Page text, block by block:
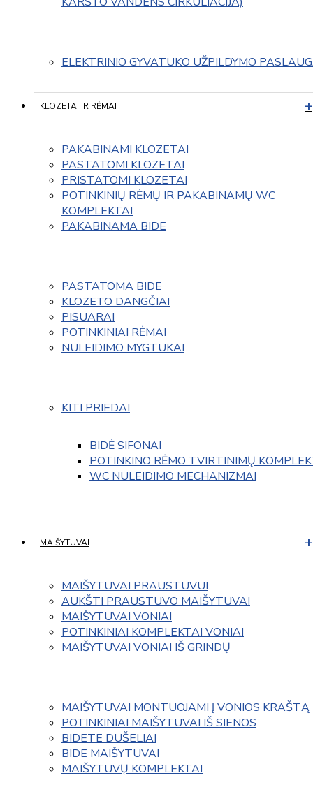
ELEKTRINIO GYVATUKO UŽPILDYMO
KLOZETAI IR RĖMAI
PAKABINAMI KLOZETAI
PASTATOMI KLOZETAI
PRISTATOMI KLOZETAI
POTINKINIŲ RĖMŲ IR PAKABINAMŲ WC
KOMPLEKTAI
PAKABINAMA BIDE
PASTATOMA BIDE
KLOZETO DANGČIAI
PISUARAI
POTINKINIAI RĖMAI
NULEIDIMO MYGTUKAI
KITI PRIEDAI
BIDĖ SIFONAI
POTINKINO RĖMO TVIRTINIMŲ
WC NULEIDIMO MECHANIZMAI
MAIŠYTUVAI
MAIŠYTUVAI PRAUSTUVUI
AUKŠTI PRAUSTUVO MAIŠYTUVAI
MAIŠYTUVAI VONIAI
POTINKINIAI KOMPLEKTAI VONIAI
MAIŠYTUVAI VONIAI IŠ GRINDŲ
MAIŠYTUVAI MONTUOJAMI Į VONIOS KRAŠTĄ
POTINKINIAI MAIŠYTUVAI IŠ SIENOS
BIDETE DUŠELIAI
BIDE MAIŠYTUVAI
MAIŠYTUVŲ KOMPLEKTAI